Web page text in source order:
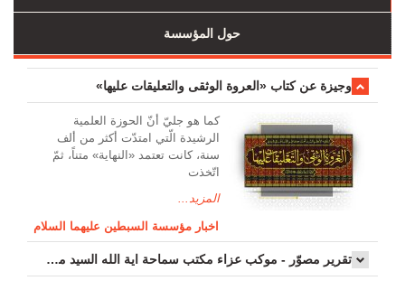
حول المؤسسة
وجیزة عن کتاب «العروة الوثقی والتعلیقات علیها»
کما هو جليّ أنّ الحوزة العلمیة
الرشیدة الّتي امتدّت أكثر من ألف
سنة، كانت تعتمد «النهاية» متناً، ثمّ
اتّخذت
المزيد...
اخبار مؤسسة السبطين عليهما السلام
تقرير مصوّر - موكب عزاء مکتب سماحة اية الله السيد مرتضى الموسوي الاصفهاني في يوم إستشهاد السيدة فاطم...